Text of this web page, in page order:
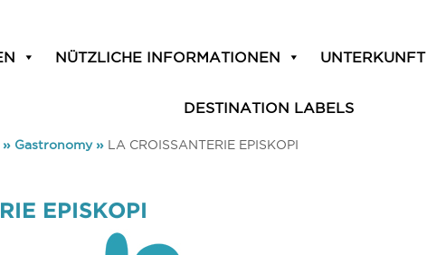
NÜTZLICHE INFORMATIONEN UNTERKUNFT
DESTINATION LABELS
» Gastronomy» LA CROISSANTERIE EPISKOPI
EPISKOPI